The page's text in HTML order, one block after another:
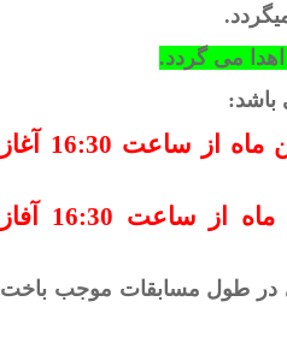
می گردد.
روز پنجشنبه 17 فروردین ماه از ساعت 16:30 آغاز
روز جمعه 18 فروردین ماه از ساعت 16:30 آفاز
در طول مسابقات موجب باخت